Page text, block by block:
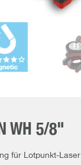
WH 5/8"
für Lotpunkt-Laser